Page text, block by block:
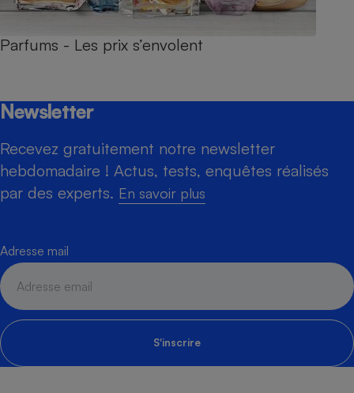
Parfums - Les prix s’envolent
Newsletter
Recevez gratuitement notre newsletter
hebdomadaire ! Actus, tests, enquêtes réalisés
par des experts. En savoir plus
Adresse mail
S'inscrire